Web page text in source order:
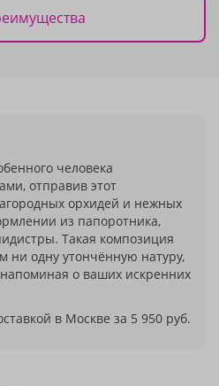
человека
отправив этот
орхидей и нежных
из папоротника,
Такая композиция
ни одну утончённую натуру,
о ваших искренних
в Москве за 5 950 руб.